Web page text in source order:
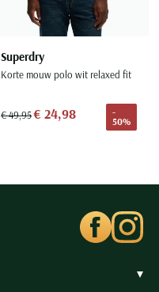
Superdry
Korte mouw polo wit relaxed fit
€ 49,95€ 24,98
-
50%